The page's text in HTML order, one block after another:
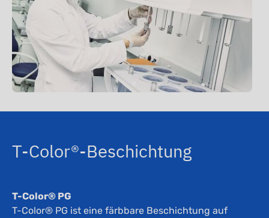
T-Color®-Beschichtung
T-Color® PG
T-Color® PG ist eine färbbare Beschichtung auf